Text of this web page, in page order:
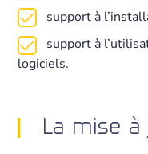
support à
support à
logiciels.
La mise